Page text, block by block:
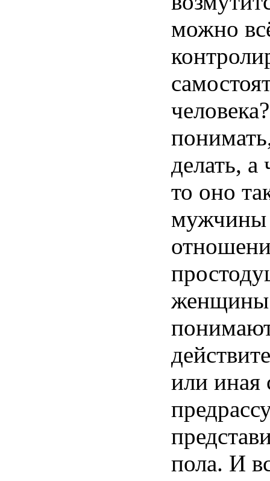
можно
человека
понимать
делать, а
то оно
мужчины
женщины
или иная
пола. И